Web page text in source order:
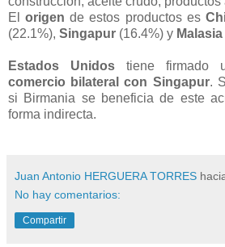
Elorigen de estos productos es
(22.1%), Singapur (16.4%) y Malasia
Estados Unidos tiene firmado
comercio bilateral con Singapur.
si Birmania se beneficia de este
forma indirecta.
Juan Antonio HERGUERA TORRES
No hay comentarios:
Compartir